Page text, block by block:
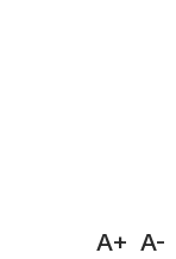
A+ A-